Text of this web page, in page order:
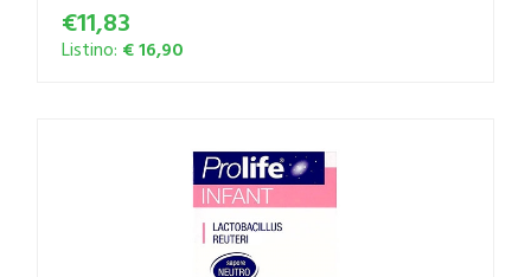
€11,83
Listino: € 16,90